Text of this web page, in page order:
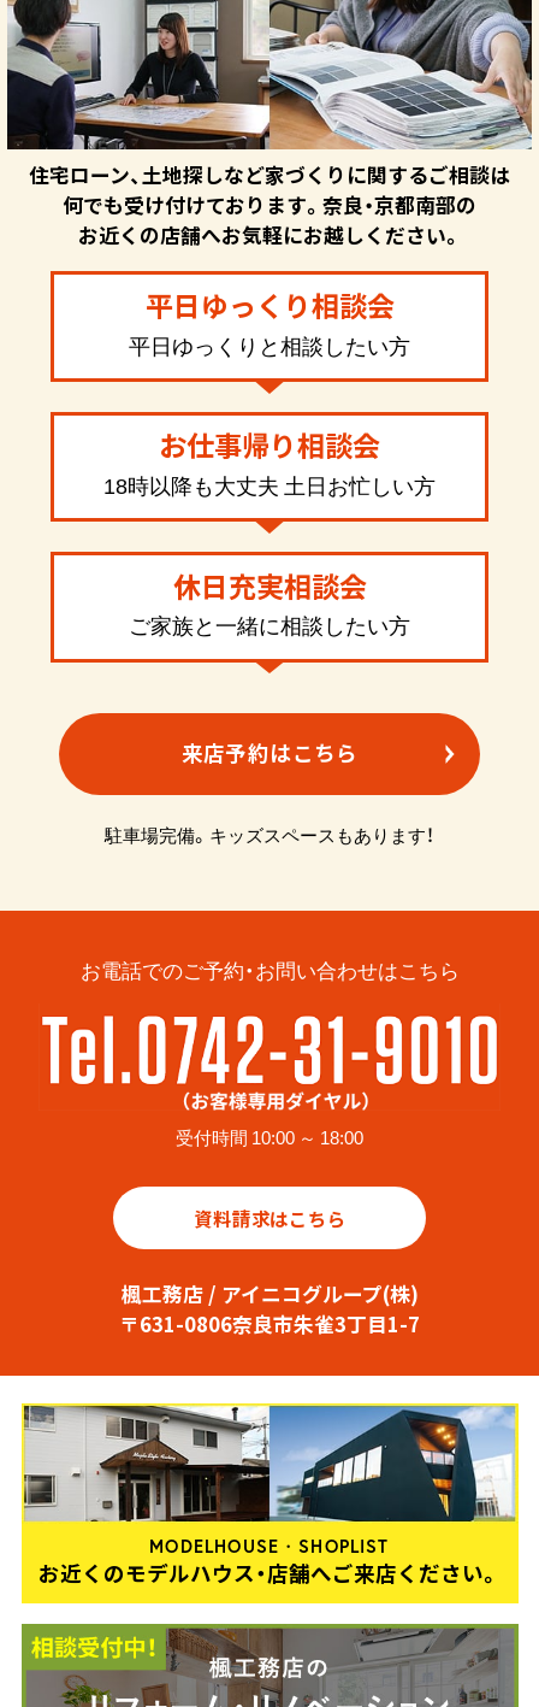
住宅ローン、土地探しなど家づくりに関するご相談は
何でも受け付けております。奈良・京都南部の
お近くの店舗へお気軽にお越しください。
平日ゆっくり相談会
平日ゆっくりと相談したい方
お仕事帰り相談会
18時以降も大丈夫 土日お忙しい方
休日充実相談会
ご家族と一緒に相談したい方
来店予約はこちら
駐車場完備。キッズスペースもあります！
お電話でのご予約・お問い合わせはこちら
受付時間 10:00 ～ 18:00
資料請求はこちら
楓工務店 / アイニコグループ(株)
〒631-0806奈良市朱雀3丁目1-7
MODELHOUSE・SHOPLIST
お近くのモデルハウス・店舗へご来店ください。